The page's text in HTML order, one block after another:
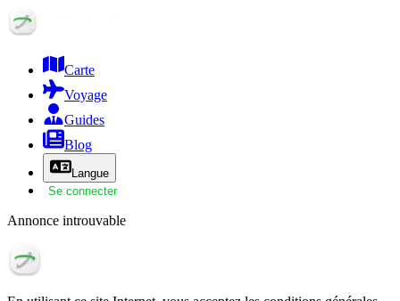
Carte
Voyage
Guides
Blog
Langue
Se connecter
Annonce introuvable